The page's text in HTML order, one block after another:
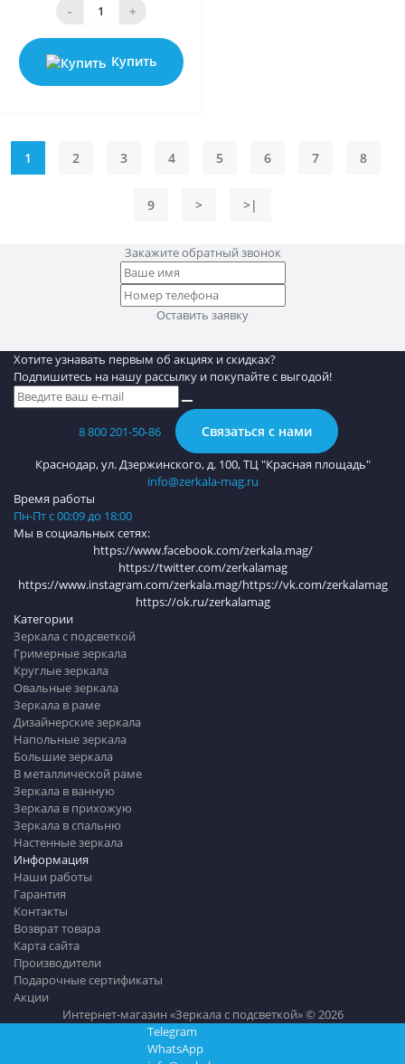
- +
Купить
1 2 3 4 5 6 7 8
9 > >|
Закажите обратный звонок
Оставить заявку
Хотите узнавать первым об акциях и скидках?
Подпишитесь на нашу рассылку и покупайте с выгодой!
8 800 201-50-86 Связаться с нами
Краснодар, ул. Дзержинского, д. 100, ТЦ "Красная площадь"
info@zerkala-mag.ru
Категории
Зеркала с подсветкой
Гримерные зеркала
Круглые зеркала
Овальные зеркала
Зеркала в раме
Дизайнерские зеркала
Напольные зеркала
Большие зеркала
В металлической раме
Зеркала в ванную
Зеркала в прихожую
Зеркала в спальню
Настенные зеркала
Информация
Наши работы
Гарантия
Контакты
Возврат товара
Карта сайта
Производители
Подарочные сертификаты
Акции
Время работы
Пн-Пт с 00:09 до 18:00
Мы в социальных сетях:
https://www.facebook.com/zerkala.mag/
https://twitter.com/zerkalamag
https://www.instagram.com/zerkala.mag/https://vk.com/zerkalamag
https://ok.ru/zerkalamag
Интернет-магазин «Зеркала с подсветкой» © 2026
Telegram
WhatsApp